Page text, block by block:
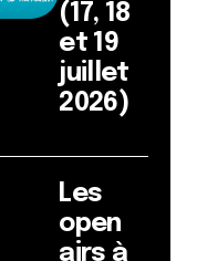
(17, 18
et 19
juillet
2026)
Les
open
airs à